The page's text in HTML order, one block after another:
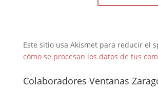
Este sitio usa Akismet para reducir el
cómo se procesan los datos de tus
Colaboradores Ventanas